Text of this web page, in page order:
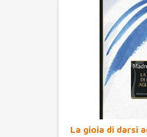
La gioia di darsi